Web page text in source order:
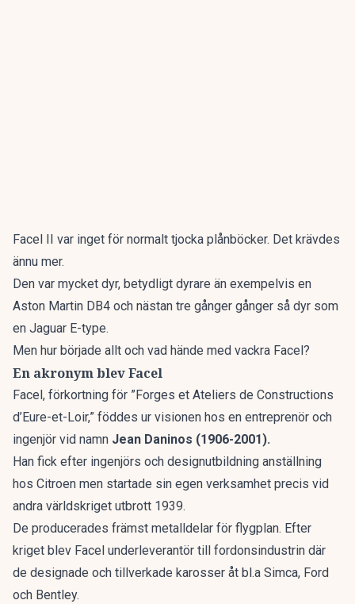
Facel II var inget för normalt tjocka plånböcker. Det krävdes
ännu mer.
Den var mycket dyr, betydligt dyrare än exempelvis en
Aston Martin DB4 och nästan tre gånger gånger så dyr som
en Jaguar E-type.
Men hur började allt och vad hände med vackra Facel?
En akronym blev Facel
Facel, förkortning för ”Forges et Ateliers de Constructions
d’Eure-et-Loir,” föddes ur visionen hos en entreprenör och
ingenjör vid namn Jean Daninos (1906-2001).
Han fick efter ingenjörs och designutbildning anställning
hos Citroen men startade sin egen verksamhet precis vid
andra världskriget utbrott 1939.
De producerades främst metalldelar för flygplan. Efter
kriget blev Facel underleverantör till fordonsindustrin där
de designade och tillverkade karosser åt bl.a Simca, Ford
och Bentley.